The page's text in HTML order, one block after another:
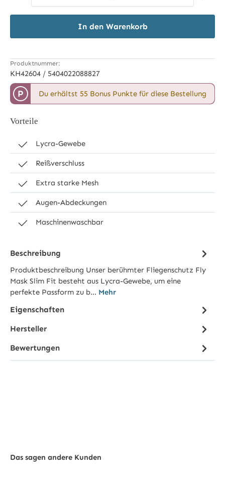
In den Warenkorb
Produktnummer:
KH42604 / 5404022088827
P Du erhältst 55 Bonus Punkte für diese Bestellung
Vorteile
Lycra-Gewebe
Reißverschluss
Extra starke Mesh
Augen-Abdeckungen
Maschinenwaschbar
Beschreibung
Produktbeschreibung Unser berühmter Fliegenschutz Fly
Mask Slim Fit besteht aus Lycra-Gewebe, um eine
perfekte Passform zu b… Mehr
Eigenschaften
Hersteller
Bewertungen
Das sagen andere Kunden